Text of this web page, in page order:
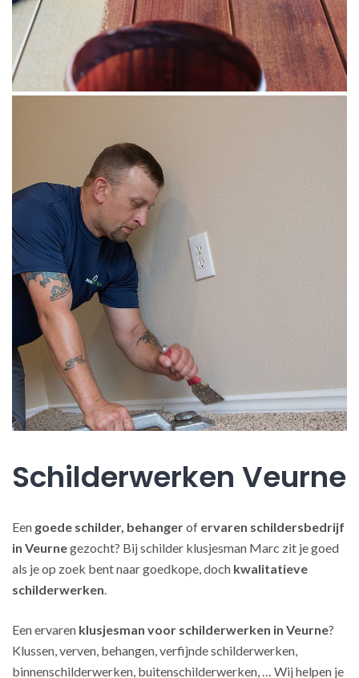
Schilderwerken Veurne
Een goede schilder, behangerof ervaren schildersbedrijf
in Veurnegezocht? Bij schilder klusjesman Marc zit je goed
als je op zoek bent naar goedkope, doch kwalitatieve
schilderwerken.
Een ervaren klusjesman voor schilderwerken in Veurne?
Klussen, verven, behangen, verfijnde schilderwerken,
binnenschilderwerken, buitenschilderwerken, … Wij helpen je